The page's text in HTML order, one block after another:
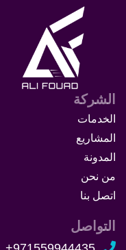
الشركة
الخدمات
المشاريع
المدونة
من نحن
اتصل بنا
التواصل